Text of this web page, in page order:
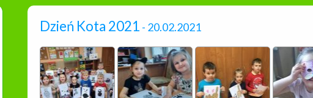
Dzień Kota 2021 - 20.02.2021